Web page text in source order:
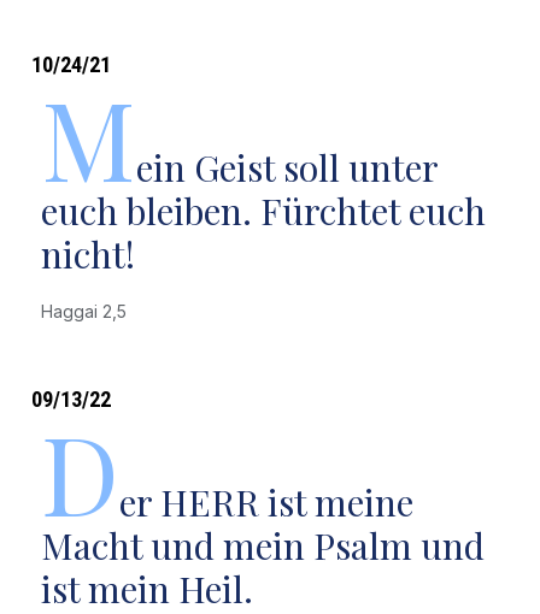
10/24/21
Mein Geist soll unter
euch bleiben. Fürchtet euch
nicht!
Haggai 2,5
09/13/22
Der HERR ist meine
Macht und mein Psalm und
ist mein Heil.